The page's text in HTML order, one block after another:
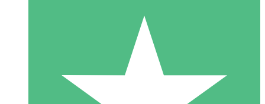
10 Download
20